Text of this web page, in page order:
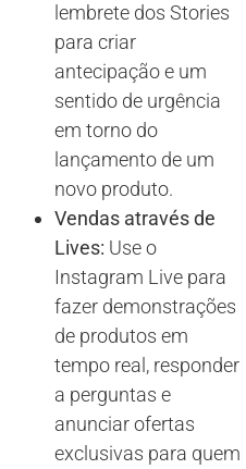
lembrete dos Stories
para criar
antecipação e um
sentido de urgência
em torno do
lançamento de um
novo produto.
Vendas através de
Lives: Use o
Instagram Live para
fazer demonstrações
de produtos em
tempo real, responder
a perguntas e
anunciar ofertas
exclusivas para quem